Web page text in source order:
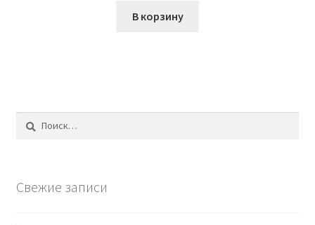
В корзину
Свежие записи